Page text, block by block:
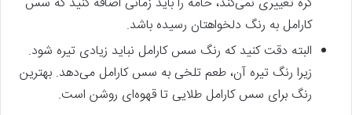
کارامل به رنگ دلخواهتان رسیده باشد.
البته دقت کنید که رنگ سس کارامل نباید زیادی تیره شود.
زیرا رنگ تیره آن، طعم تلخی به سس کارامل می‌دهد. بهترین
رنگ برای سس کارامل طلایی تا قهوه‌ای روشن است.